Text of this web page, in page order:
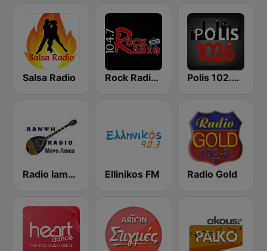
Salsa Radio Rock Radio 104.7 FM Polis 102.6 FM
Radio lampsi Ellinikos FM Radio Gold